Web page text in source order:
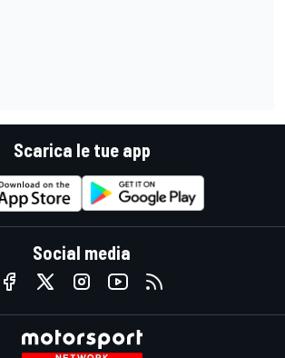
Scarica le tue app
Social media